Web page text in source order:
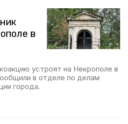
в
устроят на Некрополе в
в отделе по делам
города.